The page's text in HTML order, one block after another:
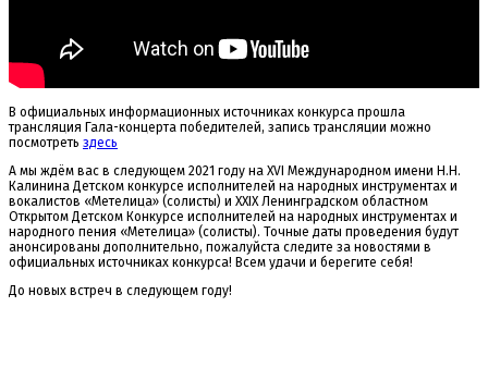
В официальных информационных источниках конкурса прошла
трансляция Гала-концерта победителей, запись трансляции можно
посмотреть здесь
А мы ждём вас в следующем 2021 году на ХVI Международном имени Н.Н.
Калинина Детском конкурсе исполнителей на народных инструментах и
вокалистов «Метелица» (солисты) и XXIX Ленинградском областном
Открытом Детском Конкурсе исполнителей на народных инструментах и
народного пения «Метелица» (солисты). Точные даты проведения будут
анонсированы дополнительно, пожалуйста следите за новостями в
официальных источниках конкурса! Всем удачи и берегите себя!
До новых встреч в следующем году!